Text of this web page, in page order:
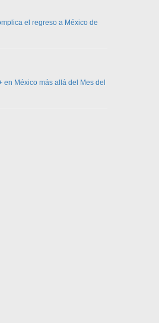
el regreso a México de
en México más allá del Mes del